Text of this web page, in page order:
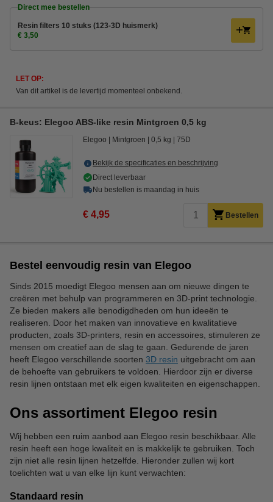
Direct mee bestellen
Resin filters 10 stuks (123-3D huismerk)
€ 3,50
LET OP:
Van dit artikel is de levertijd momenteel onbekend.
B-keus: Elegoo ABS-like resin Mintgroen 0,5 kg
Elegoo Mintgroen 0,5 kg 75D
Bekijk de specificaties en beschrijving
Direct leverbaar
Nu bestellen is maandag in huis
€ 4,95 Bestellen
Bestel eenvoudig resin van Elegoo
Sinds 2015 moedigt Elegoo mensen aan om nieuwe dingen te
creëren met behulp van programmeren en 3D-print technologie.
Ze bieden makers alle benodigdheden om hun ideeën te
realiseren. Door het maken van innovatieve en kwalitatieve
producten, zoals 3D-printers, resin en accessoires, stimuleren ze
mensen om creatief aan de slag te gaan. Gedurende de jaren
heeft Elegoo verschillende soorten 3D resin uitgebracht om aan
de behoefte van gebruikers te voldoen. Hierdoor zijn er diverse
resin lijnen ontstaan met elk eigen kwaliteiten en eigenschappen.
Ons assortiment Elegoo resin
Wij hebben een ruim aanbod aan Elegoo resin beschikbaar. Alle
resin heeft een hoge kwaliteit en is makkelijk te gebruiken. Toch
zijn niet alle resin lijnen hetzelfde. Hieronder zullen wij kort
toelichten wat u van elke lijn kunt verwachten:
Standaard resin